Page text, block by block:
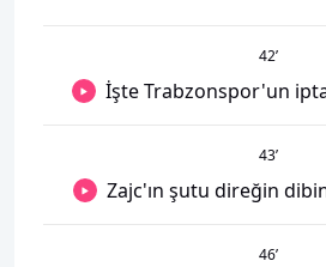
42’
İşte Trabzonspor'un
43’
Zajc'ın şutu direğin
46’